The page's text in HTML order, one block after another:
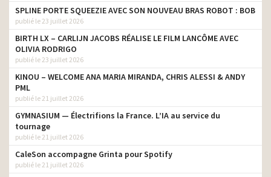
SPLINE PORTE SQUEEZIE AVEC SON NOUVEAU BRAS ROBOT : BOB
publié le 23 juillet 2026
BIRTH LX – CARLIJN JACOBS RÉALISE LE FILM LANCÔME AVEC
OLIVIA RODRIGO
publié le 23 juillet 2026
KINOU – WELCOME ANA MARIA MIRANDA, CHRIS ALESSI & ANDY
PML
publié le 21 juillet 2026
GYMNASIUM — Électrifions la France. L’IA au service du
tournage
publié le 21 juillet 2026
CaleSon accompagne Grinta pour Spotify
publié le 21 juillet 2026